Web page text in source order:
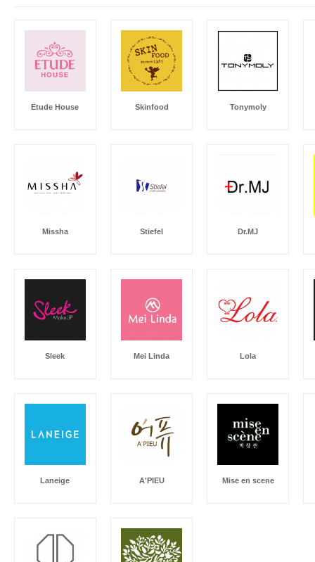
Etude House Skinfood Tonymoly
Missha Stiefel Dr.MJ
Sleek Mei Linda Lola
Laneige A'PIEU Mise en scene